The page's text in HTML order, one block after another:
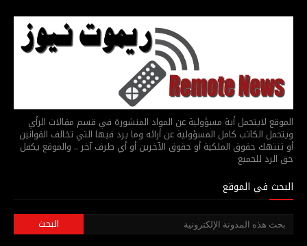
الموقع لايتحمل أية مسؤولية عن المواد المنشورة في قسم مقالات الرأي
ويتحمل الكاتب كامل المسؤولية عن أرائه وما يرد فيها التي تخالف القوانين
أو تنتهك حقوق الملكية أو حقوق الآخرين أو أي طرف آخر .. والموقع يكفل
حق الرد للجميع
البحث في الموقع